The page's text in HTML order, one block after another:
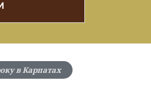
в Карпатах